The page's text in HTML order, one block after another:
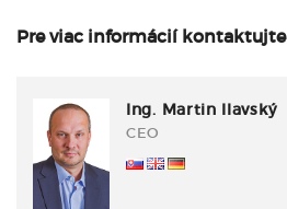
Pre viac informácií kontaktujte
Ing. Martin Ilavský
CEO